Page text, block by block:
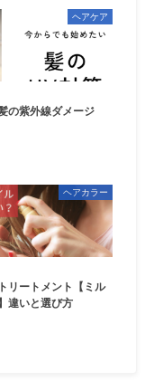
ヘアケア
の紫外線ダメージ
ヘアカラー
リートメント【ミル
違いと選び方